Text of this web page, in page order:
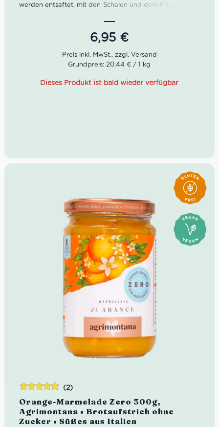
werden entsaftet, mit den Schalen und dem Fruchtfleisch
Gegensatz zu den hinlänglich bekannten Zucker
Geschmäcken bietet die Bitterorangenmarmelade von
Virginia eine zusätzliche Aromentiefe durch die dezent
bittere Note des raren Zitrusfrüchte.
6,95 €
Grundpreis: 20,44 € / 1 kg
Dieses Produkt ist bald wieder verfügbar
Orange-Marmelade Zero 300g,
Agrimontana • Brotaufstrich ohne
Zucker • Süßes aus Italien
(2)
mit5.00von
5